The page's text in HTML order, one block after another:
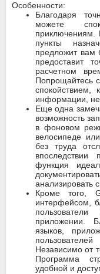
Особенности:
Благодаря
можете
приключениям.
пункты
предложит вам
предоставит
расчетном
Попрощайтесь
спокойствием,
информации,
Еще одна
возможность
в фоновом
велосипеде
без труда
впоследствии
функция
анализировать
Кроме того,
интерфейсом,
приложении.
языков,
Независимо от
Программа
удобной и